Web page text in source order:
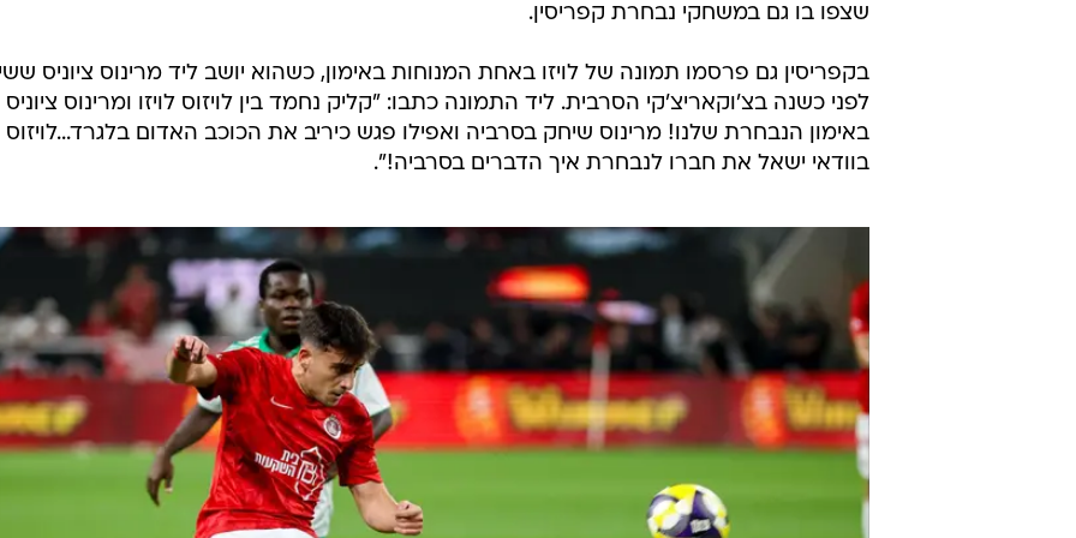
שצפו בו גם במשחקי נבחרת קפריסין.
בקפריסין גם פרסמו תמונה של לויזו באחת המנוחות באימון, כשהוא יושב ליד מרינוס ציוניס
לפני כשנה בצ'וקאריצ'קי הסרבית. ליד התמונה כתבו: "קליק נחמד בין לויזוס לויזו ומרינוס ציוניס
באימון הנבחרת שלנו! מרינוס שיחק בסרביה ואפילו פגש כיריב את הכוכב האדום בלגרד...לויזוס
בוודאי ישאל את חברו לנבחרת איך הדברים בסרביה!".